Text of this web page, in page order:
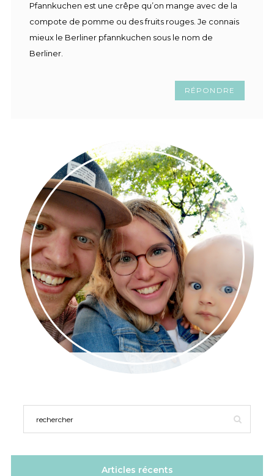
Pfannkuchen est une crêpe qu’on mange avec de la
compote de pomme ou des fruits rouges. Je connais
mieux le Berliner pfannkuchen sous le nom de
Berliner.
RÉPONDRE
Articles récents